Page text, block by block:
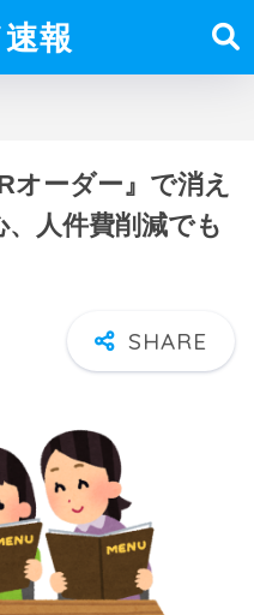
報
オーダー』で消え
人件費削減でも